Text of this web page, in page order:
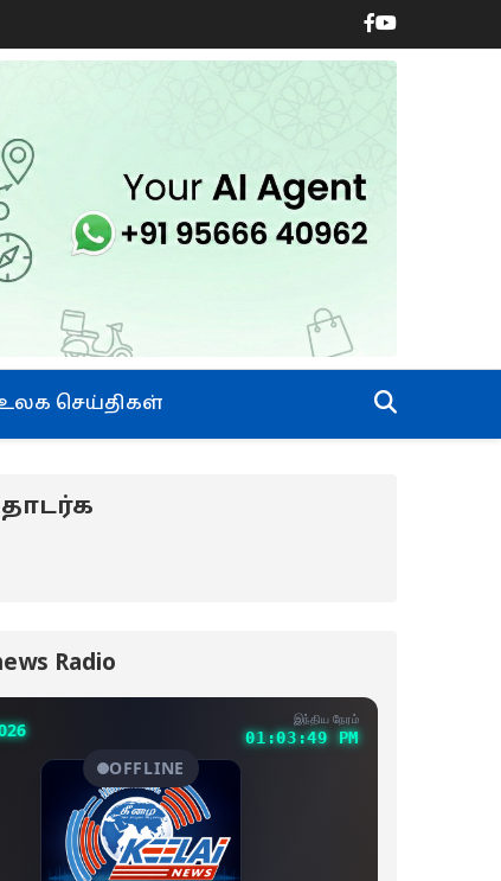
செய்திகள்
Radio